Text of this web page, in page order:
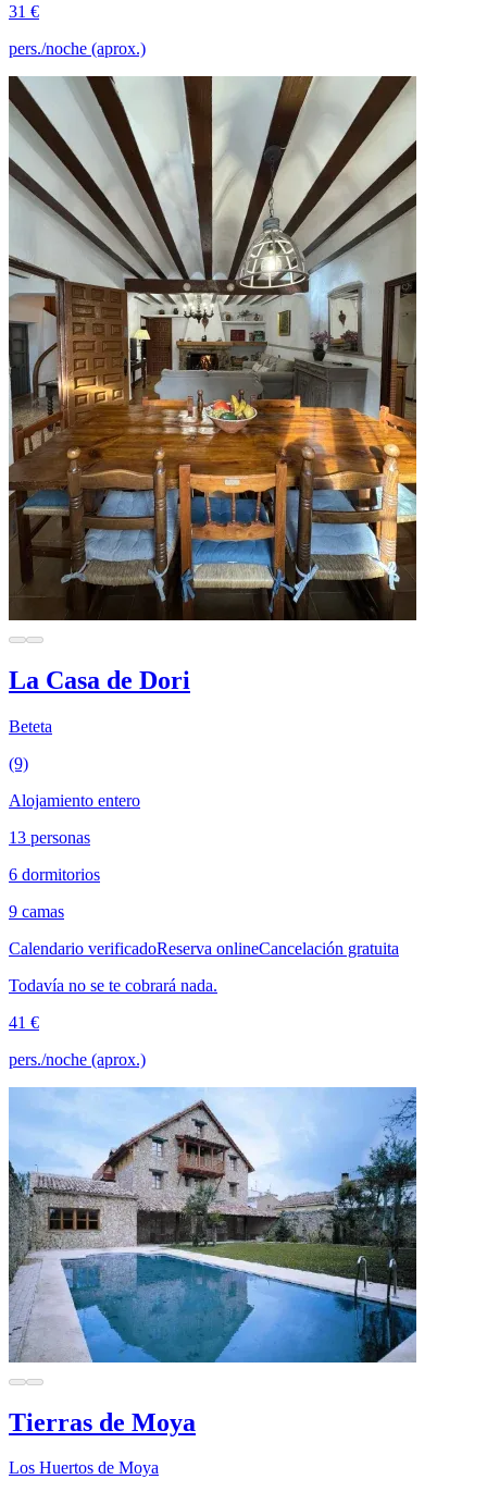
31 €
pers./noche (aprox.)
La Casa de Dori
Beteta
(9)
Alojamiento entero
13 personas
6 dormitorios
9 camas
Calendario verificadoReserva onlineCancelación gratuita
Todavía no se te cobrará nada.
41 €
pers./noche (aprox.)
Tierras de Moya
Los Huertos de Moya